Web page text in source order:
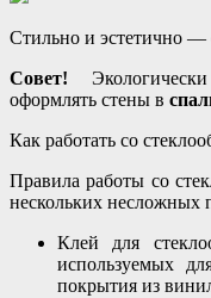
Стильно и эстетично —
Совет!
оформлять стены в
Как работать со
Правила работы со
нескольких несложных
Клей для
используемых
покрытия из